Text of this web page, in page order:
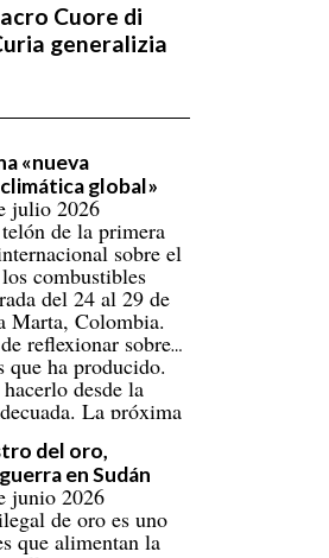
Cuore di
generalizia
«nueva
global»
julio 2026
de la primera
sobre el
combustibles
del 24 al 29 de
Marta, Colombia.
reflexionar sobre
que ha producido.
desde la
La próxima
del oro,
en Sudán
junio 2026
de oro es uno
que alimentan la